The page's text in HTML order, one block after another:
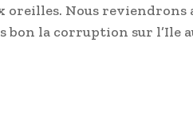
oreilles. Nous reviendrons
bon la corruption sur l’Ile